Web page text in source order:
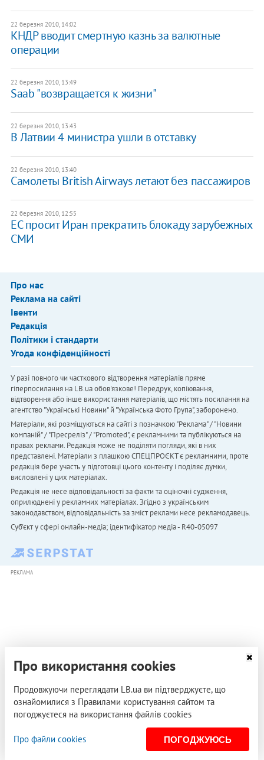
22 березня 2010, 14:02
КНДР вводит смертную казнь за валютные
операции
22 березня 2010, 13:49
Saab "возвращается к жизни"
22 березня 2010, 13:43
В Латвии 4 министра ушли в отставку
22 березня 2010, 13:40
Самолеты British Airways летают без пассажиров
22 березня 2010, 12:55
ЕС просит Иран прекратить блокаду зарубежных
СМИ
Про нас
Реклама на сайті
Івенти
Редакція
Політики і стандарти
Угода конфіденційності
У разі повного чи часткового відтворення матеріалів пряме
гіперпосилання на LB.ua обов'язкове! Передрук, копіювання,
відтворення або інше використання матеріалів, що містять посилання на
агентство "Українськi Новини" й "Українська Фото Група", заборонено.
Матеріали, які розміщуються на сайті з позначкою "Реклама" / "Новини
компаній" / "Пресреліз" / "Promoted", є рекламними та публікуються на
правах реклами. Редакція може не поділяти погляди, які в них
представлені. Матеріали з плашкою СПЕЦПРОЄКТ є рекламними, проте
редакція бере участь у підготовці цього контенту і поділяє думки,
висловлені у цих матеріалах.
Редакція не несе відповідальності за факти та оціночні судження,
оприлюднені у рекламних матеріалах. Згідно з українським
законодавством, відповідальність за зміст реклами несе рекламодавець.
Cуб'єкт у сфері онлайн-медіа; ідентифікатор медіа - R40-05097
РЕКЛАМА
Про використання cookies
Продовжуючи переглядати LB.ua ви підтверджуєте, що
ознайомилися з Правилами користування сайтом та
погоджуєтеся на використання файлів cookies
Про файли cookies ПОГОДЖУЮСЬ